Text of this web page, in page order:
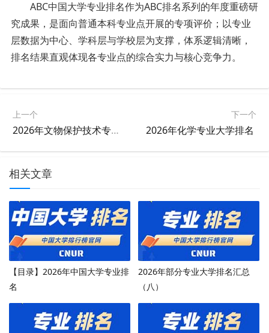
ABC中国大学专业排名作为ABC排名系列的年度重磅研
究成果，是面向普通本科专业点开展的专项评价；以专业
层数据为中心、学科层与学校层为支撑，体系逻辑清晰，
排名结果直观体现各专业点的综合实力与核心竞争力。
上一个
2026年文物保护技术专业大学排名
下一个
2026年化学专业大学排名 ​
相关文章
【目录】2026年中国大学专业排
名
2026年部分专业大学排名汇总
（八）